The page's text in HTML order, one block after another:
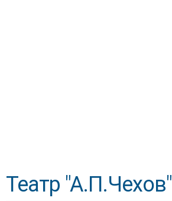
Театр "А.П.Чехов"